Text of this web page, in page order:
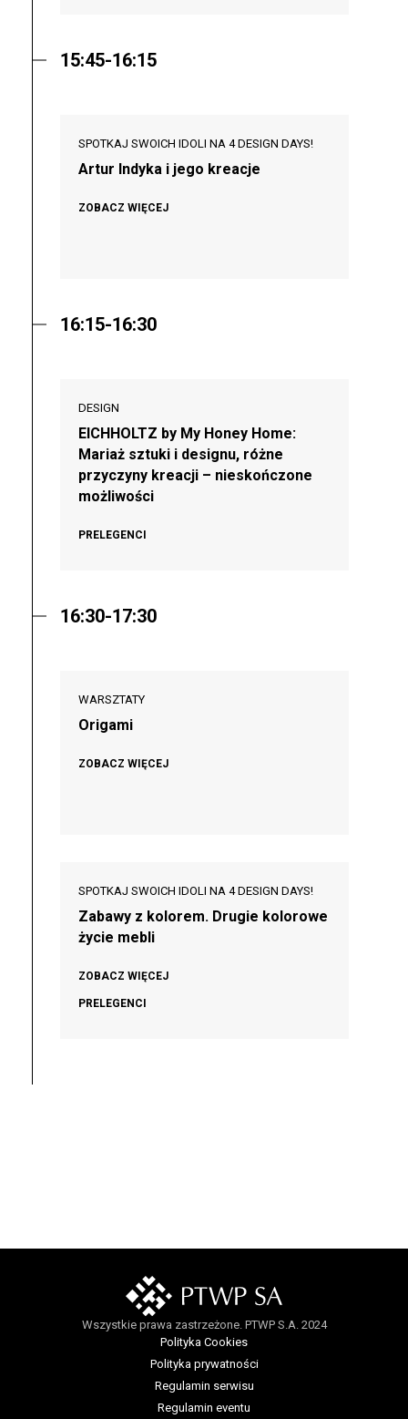
15:45-16:15
SPOTKAJ SWOICH IDOLI NA 4 DESIGN DAYS!
Artur Indyka i jego kreacje
ZOBACZ WIĘCEJ
16:15-16:30
DESIGN
EICHHOLTZ by My Honey Home:
Mariaż sztuki i designu, różne
przyczyny kreacji – nieskończone
możliwości
PRELEGENCI
16:30-17:30
WARSZTATY
Origami
ZOBACZ WIĘCEJ
SPOTKAJ SWOICH IDOLI NA 4 DESIGN DAYS!
Zabawy z kolorem. Drugie kolorowe
życie mebli
ZOBACZ WIĘCEJ
PRELEGENCI
Wszystkie prawa zastrzeżone. PTWP S.A. 2024
Polityka Cookies
Polityka prywatności
Regulamin serwisu
Regulamin eventu